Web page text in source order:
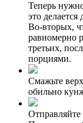
Теперь
это
Во-вторых,
равномерно
третьих,
порциями.
Смажьте
обильно
Отправляйте